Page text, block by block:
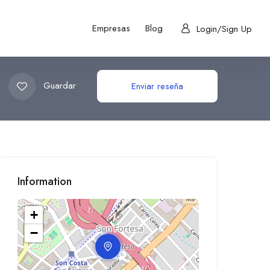
Empresas Blog Login/Sign Up
Guardar Enviar reseña
Information
+
−